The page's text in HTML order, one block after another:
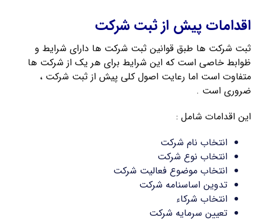
اقدامات پیش از ثبت شرکت
ثبت شرکت ها طبق قوانین ثبت شرکت ها دارای شرایط و
ظوابط خاصی است که این شرایط برای هر یک از شرکت ها
متفاوت است اما رعایت اصول کلی پیش از ثبت شرکت ،
ضروری است .
این اقدامات شامل :
انتخاب نام شرکت
انتخاب نوع شرکت
انتخاب موضوع فعالیت شرکت
تدوین اساسنامه شرکت
انتخاب شرکاء
تعیین سرمایه شرکت